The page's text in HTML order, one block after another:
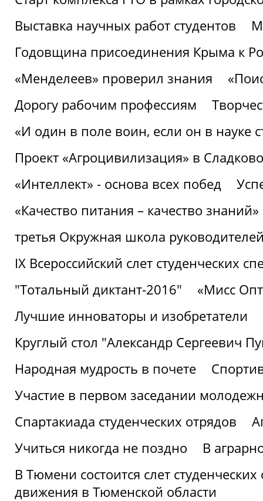
Выставка научных работ студентов
Годовщина присоединения Крыма к
«Менделеев» проверил знания
Дорогу рабочим профессиям
«И один в поле воин, если он в науке
Проект «Агроцивилизация» в Сладково
«Интеллект» - основа всех побед
«Качество питания – качество знаний»
третья Окружная школа
IХ Всероссийский слет студенческих
"Тотальный диктант-2016"
«Мисс
Лучшие инноваторы и изобретатели
Круглый стол "Александр Сергеевич
Народная мудрость в почете
Участие в первом заседании
Спартакиада студенческих отрядов
Учиться никогда не поздно
В
В Тюмени состоится слет
движения в Тюменской области